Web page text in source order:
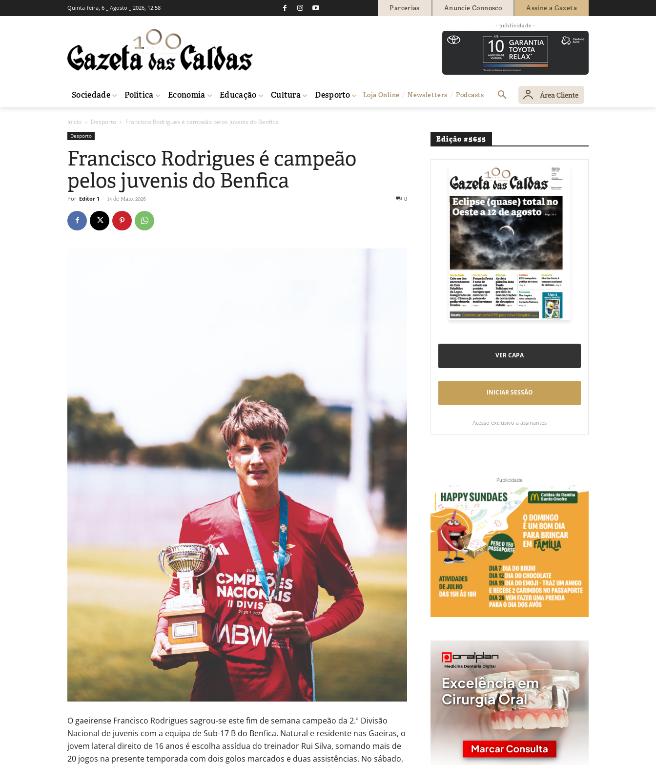
Quinta-feira, 6 _ Agosto _ 2026, 12:58 Parcerias Anuncie Connosco Assine a Gazeta
- publicidade -
Sociedade Política Economia Educação Cultura Desporto Loja Online Newsletters Podcasts Área Cliente
Início Desporto Francisco Rodrigues é campeão pelos juvenis do Benfica
Desporto
Francisco Rodrigues é campeão
pelos juvenis do Benfica
Por Editor 1 - 14 de Maio, 2026 0
O gaeirense Francisco Rodrigues sagrou-se este fim de semana campeão da 2.ª Divisão
Nacional de juvenis com a equipa de Sub-17 B do Benfica. Natural e residente nas Gaeiras, o
jovem lateral direito de 16 anos é escolha assídua do treinador Rui Silva, somando mais de
20 jogos na presente temporada com dois golos marcados e duas assistências. No sábado,
Edição #5655
VER CAPA
INICIAR SESSÃO
Acesso exclusivo a assinantes
Publicidade